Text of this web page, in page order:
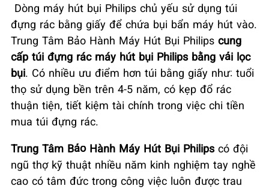
Dòng máy hút bụi Philips chủ yếu sử dụng túi
đựng rác bằng giấy để chứa bụi bẩn máy hút vào.
Trung Tâm Bảo Hành Máy Hút Bụi Philips cung
cấp túi đựng rác máy hút bụi Philips bằng vải lọc
bụi. Có nhiều ưu điểm hơn túi bằng giấy như: tuổi
thọ sử dụng bền trên 4-5 năm, có kẹp đổ rác
thuận tiện, tiết kiệm tài chính trong việc chi tiền
mua túi đựng rác.
Trung Tâm Bảo Hành Máy Hút Bụi Philips có đội
ngũ thợ kỹ thuật nhiều năm kinh nghiệm tay nghề
cao có tâm đức trong công việc luôn được trau